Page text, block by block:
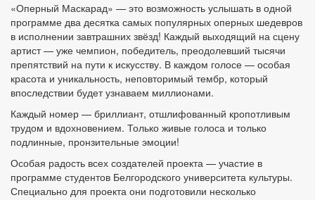
«Оперный Маскарад» — это возможность услышать в одной
программе два десятка самых популярных оперных шедевров
в исполнении завтрашних звёзд! Каждый выходящий на сцену
артист — уже чемпион, победитель, преодолевший тысячи
препятствий на пути к искусству. В каждом голосе — особая
красота и уникальность, неповторимый тембр, который
впоследствии будет узнаваем миллионами.
Каждый номер — бриллиант, отшлифованный кропотливым
трудом и вдохновением. Только живые голоса и только
подлинные, пронзительные эмоции!
Особая радость всех создателей проекта — участие в
программе студентов Белгородского университета культуры.
Специально для проекта они подготовили несколько